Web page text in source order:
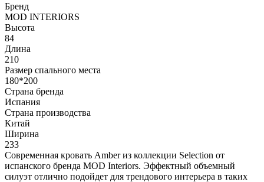
Бренд
MOD INTERIORS
Высота
84
Длина
210
Размер спального места
180*200
Страна бренда
Испания
Страна производства
Китай
Ширина
233
Современная кровать Amber из коллекции Selection от
испанского бренда MOD Interiors. Эффектный объемный
силуэт отлично подойдет для трендового интерьера в таких